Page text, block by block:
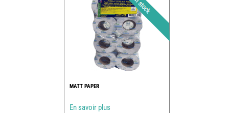
MATT PAPER
En savoir plus